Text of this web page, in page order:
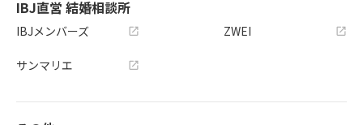
IBJ直営 結婚相談所
IBJメンバーズ
サンマリエ
ZWEI